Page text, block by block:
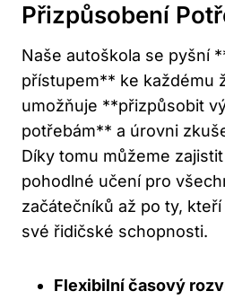
Přizpůsobení
Naše autoškola se pyšní
přístupem** ke každému
umožňuje **přizpůsobit
potřebám** a úrovni
Díky tomu můžeme
pohodlné učení pro
začátečníků až po ty,
své řidičské schopnosti.
Flexibilní časový